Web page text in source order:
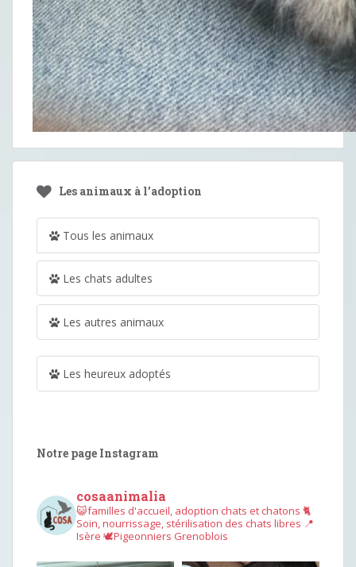
Les animaux à l’adoption
Tous les animaux
Les chats adultes
Les autres animaux
Les heureux adoptés
Notre page Instagram
cosaanimalia
😺familles d'accueil, adoption chats et chatons 🐈
Soin, nourrissage, stérilisation des chats libres 📍
Isère 🕊︎Pigeonniers Grenoblois